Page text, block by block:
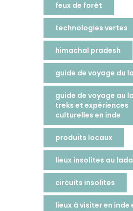
feux de forêt
technologies vertes
himachal pradesh
guide de voyage du
guide de voyage au
treks et expériences
culturelles en inde
produits locaux
lieux insolites au
circuits insolites
lieux à visiter en inde